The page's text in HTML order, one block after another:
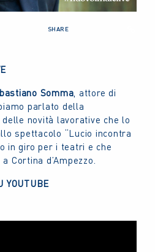
SHARE
Somma , attore di
parlato della
novità lavorative che lo
spettacolo “Lucio incontra
in giro per i teatri e che
Cortina d’Ampezzo.
YOUTUBE